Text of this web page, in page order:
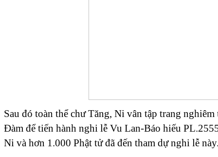
Sau đó toàn thể chư Tăng, Ni vân tập trang
Đàm để tiến hành nghi lễ Vu Lan-Báo hiếu
Ni và hơn 1.000 Phật tử đã đến tham dự nghi lễ